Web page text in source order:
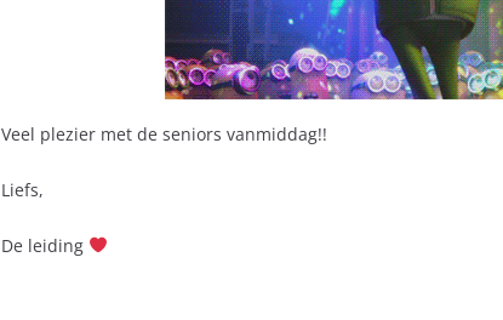
Veel plezier met de seniors vanmiddag!!
Liefs,
De leiding